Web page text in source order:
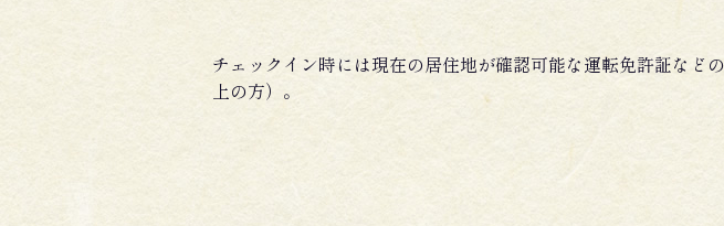
チェックイン時には現在の居住地が確認可能な運転免許証など
上の方）。